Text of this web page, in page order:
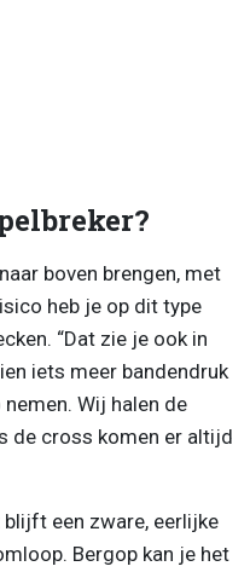
boven brengen, met
heb je op dit type
“Dat zie je ook in
iets meer bandendruk
Wij halen de
de cross komen er altijd
een zware, eerlijke
Bergop kan je het